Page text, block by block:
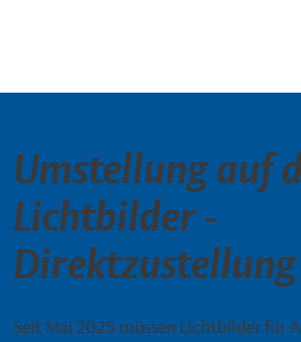
Umstellung auf
Lichtbilder -
Direktzustellung
Seit Mai 2025 müssen Lichtbilder für